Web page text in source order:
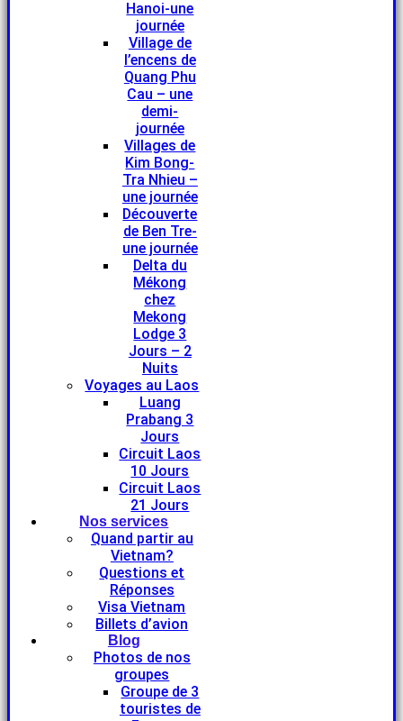
Hanoi-une
journée
Village de
l’encens de
Quang Phu
Cau – une
demi-
journée
Villages de
Kim Bong-
Tra Nhieu –
une journée
Découverte
de Ben Tre-
une journée
Delta du
Mékong
chez
Mekong
Lodge 3
Jours – 2
Nuits
Voyages au Laos
Luang
Prabang 3
Jours
Circuit Laos
10 Jours
Circuit Laos
21 Jours
Nos services
Quand partir au
Vietnam?
Questions et
Réponses
Visa Vietnam
Billets d’avion
Blog
Photos de nos
groupes
Groupe de 3
touristes de